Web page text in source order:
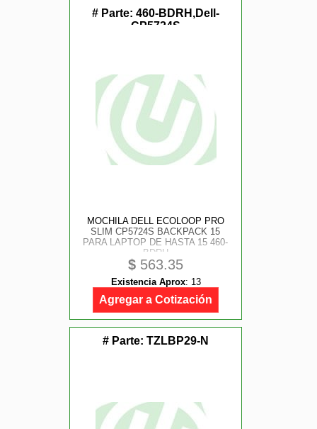
# Parte: 460-BDRH,Dell-
CP5724S
MOCHILA DELL ECOLOOP PRO
SLIM CP5724S BACKPACK 15
PARA LAPTOP DE HASTA 15 460-
BDRH
$ 563.35
Existencia Aprox: 13
Agregar a Cotización
# Parte: TZLBP29-N